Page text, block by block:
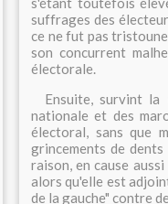
suffrages des
ce ne fut pas
son concurrent
électorale.
Ensuite, survint la
nationale et des
électoral, sans que
grincements de
raison, en cause
alors qu'elle est
de la gauche" contre